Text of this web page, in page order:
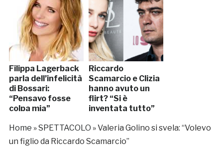
Filippa Lagerback
parla dell’infelicità
di Bossari:
“Pensavo fosse
colpa mia”
Riccardo
Scamarcio e Clizia
hanno avuto un
flirt? “Si è
inventata tutto”
Home »SPETTACOLO »Valeria Golino si svela: “Volevo
un figlio da Riccardo Scamarcio”